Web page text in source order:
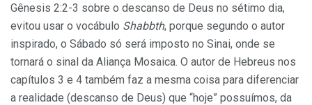
Gênesis 2:2-3 sobre o descanso de Deus no sétimo dia,
evitou usar o vocábulo Shabbth, porque segundo o autor
inspirado, o Sábado só será imposto no Sinai, onde se
tornará o sinal da Aliança Mosaica. O autor de Hebreus nos
capítulos 3 e 4 também faz a mesma coisa para diferenciar
a realidade (descanso de Deus) que “hoje” possuímos, da